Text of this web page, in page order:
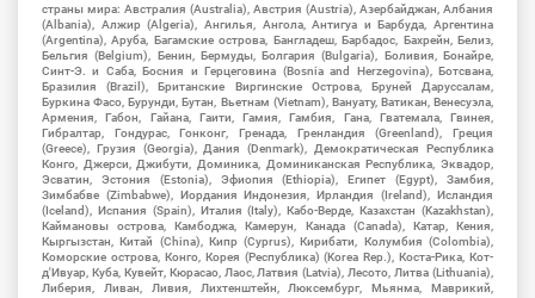
страны мира: Австралия (Australia), Австрия (Austria), Азербайджан, Албания
(Albania), Алжир (Algeria), Ангилья, Ангола, Антигуа и Барбуда, Аргентина
(Argentina), Аруба, Багамские острова, Бангладеш, Барбадос, Бахрейн, Белиз,
Бельгия (Belgium), Бенин, Бермуды, Болгария (Bulgaria), Боливия, Бонайре,
Синт-Э. и Саба, Босния и Герцеговина (Bosnia and Herzegovina), Ботсвана,
Бразилия (Brazil), Британские Виргинские Острова, Бруней Даруссалам,
Буркина Фасо, Бурунди, Бутан, Вьетнам (Vietnam), Вануату, Ватикан, Венесуэла,
Армения, Габон, Гайана, Гаити, Гамия, Гамбия, Гана, Гватемала, Гвинея,
Гибралтар, Гондурас, Гонконг, Гренада, Гренландия (Greenland), Греция
(Greece), Грузия (Georgia), Дания (Denmark), Демократическая Республика
Конго, Джерси, Джибути, Доминика, Доминиканская Республика, Эквадор,
Эсватин, Эстония (Estonia), Эфиопия (Ethiopia), Египет (Egypt), Замбия,
Зимбабве (Zimbabwe), Иордания Индонезия, Ирландия (Ireland), Исландия
(Iceland), Испания (Spain), Италия (Italy), Кабо-Верде, Казахстан (Kazakhstan),
Каймановы острова, Камбоджа, Камерун, Канада (Canada), Катар, Кения,
Кыргызстан, Китай (China), Кипр (Cyprus), Кирибати, Колумбия (Colombia),
Коморские острова, Конго, Корея (Республика) (Korea Rep.), Коста-Рика, Кот-
д'Ивуар, Куба, Кувейт, Кюрасао, Лаос, Латвия (Latvia), Лесото, Литва (Lithuania),
Либерия, Ливан, Ливия, Лихтенштейн, Люксембург, Мьянма, Маврикий,